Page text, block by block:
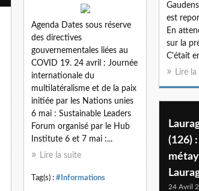
est
En
sur la
C'était
Lire
Agenda Dates sous réserve
des directives
gouvernementales liées au
COVID 19. 24 avril : Journée
internationale du
multilatéralisme et de la paix
initiée par les Nations unies
6 mai : Sustainable Leaders
Forum organisé par le Hub
Institute 6 et 7 mai :...
Lire la suite
Tag(s) : #Informations
(126)
24 Avril